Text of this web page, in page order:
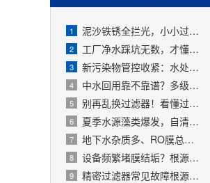
1 泥沙铁锈全拦光，小小过滤器拯救整套水处理设备
2 工厂净水踩坑无数，才懂过滤器是整套工艺的地基
3 新污染物管控收紧：水处理精密过滤器可截留微塑料、微量有害物质
4 中水回用靠不靠谱？多级过滤器层层过滤，出水达标可循环
5 别再乱换过滤器！看懂过滤精度，水处理过滤器少花冤枉钱
6 夏季水源藻类爆发，自清洗过滤器搞定原水预处理难题
7 地下水杂质多、RO膜总报废！一支滤芯过滤器就能大幅延寿
8 设备频繁堵膜结垢？根源就是前置水处理过滤器没配对
9 精密过滤器常见故障根源有哪些？